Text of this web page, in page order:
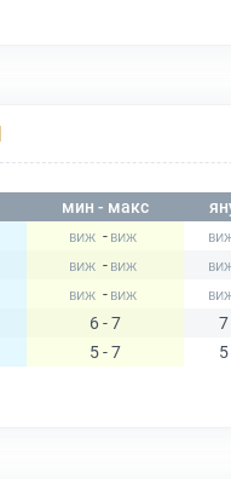
мин - макс
-
-
-
6 - 7 7
5 - 7 5